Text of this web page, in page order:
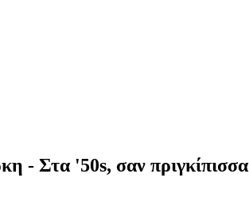
- Στα '50s, σαν πριγκίπισσα